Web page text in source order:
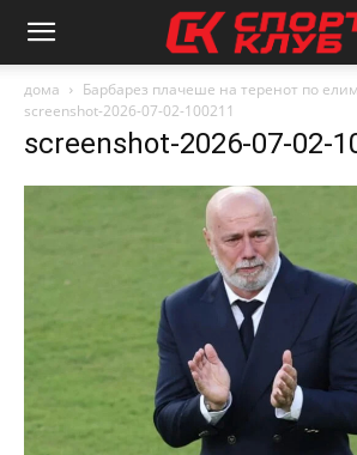
дома
Барбарез плачеше на теренот по
screenshot-2026-07-02-100211
screenshot-2026-07-02-